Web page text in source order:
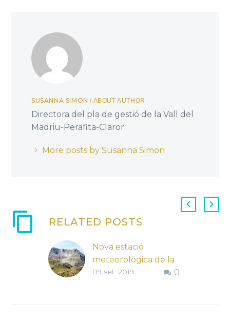
SUSANNA SIMON/ ABOUT AUTHOR
Directora del pla de gestió de la Vall del
Madriu-Perafita-Claror
More posts by Susanna Simon
RELATED POSTS
Nova estació
meteorològica de la
Vall
0
09 set. 2019